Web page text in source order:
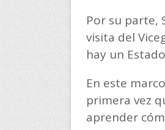
Por su parte,
visita del
hay un
En este
primera vez
aprender